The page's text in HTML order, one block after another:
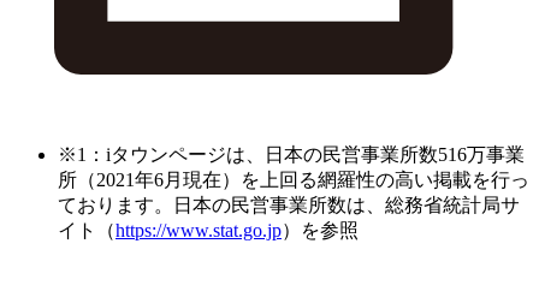
※1：iタウンページは、日本の民営事業所数516万事業
所（2021年6月現在）を上回る網羅性の高い掲載を行っ
ております。日本の民営事業所数は、総務省統計局サ
イト（https://www.stat.go.jp）を参照